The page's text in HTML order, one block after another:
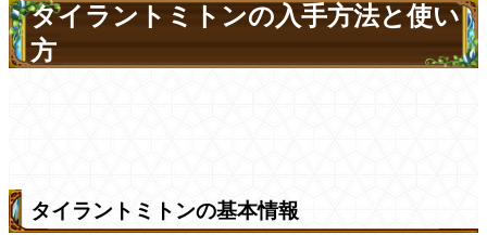
タイラントミトンの入手方法と使い
方
タイラントミトンの基本情報